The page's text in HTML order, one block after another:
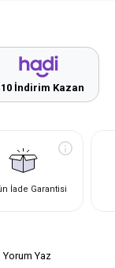
İndirim Kazan
İade Garantisi
Yorum Yaz